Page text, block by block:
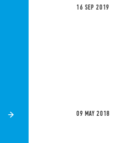
16 SEP 2019
09 MAY 2018